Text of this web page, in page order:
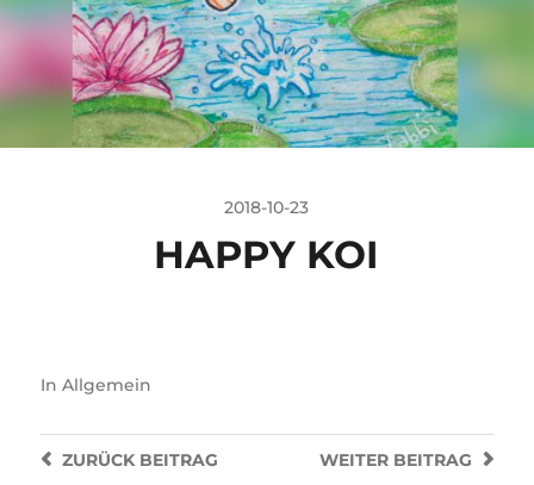
2018-10-23
HAPPY KOI
In Allgemein
WEITER BEITRAG
ZURÜCKBEITRAG